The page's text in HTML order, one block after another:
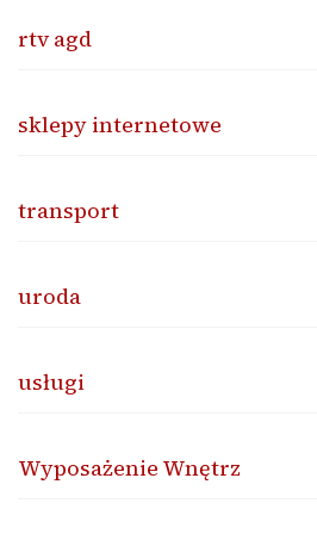
rtv agd
sklepy internetowe
transport
uroda
usługi
Wyposażenie Wnętrz